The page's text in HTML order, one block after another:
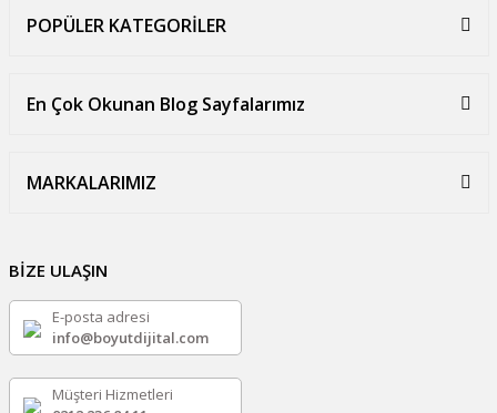
POPÜLER KATEGORİLER
En Çok Okunan Blog Sayfalarımız
MARKALARIMIZ
BİZE ULAŞIN
E-posta adresi
info@boyutdijital.com
Müşteri Hizmetleri